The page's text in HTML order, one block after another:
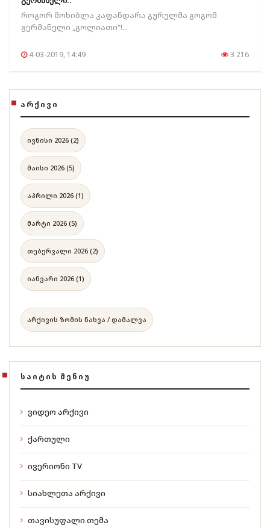
როგორ მოხიბლა კაფანდარა გურულმა გოგომ
გერმანელი „გოლიათი“!...
4-03-2019, 14:49 3 216
ᲐᲠᲥᲘᲕᲘ
ივნისი 2026 (2)
მაისი 2026 (5)
აპრილი 2026 (1)
მარტი 2026 (5)
თებერვალი 2026 (2)
იანვარი 2026 (1)
არქივის ზომის ნახვა / დამალვა
ᲡᲐᲘᲢᲘᲡ ᲛᲔᲜᲘᲣ
ვიდეო არქივი
ქართული
ივერიონი TV
სიახლეთა არქივი
თავისუფალი თემა